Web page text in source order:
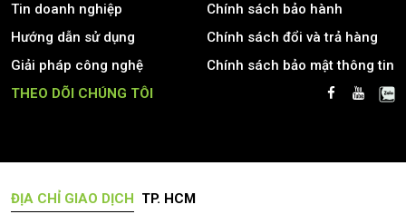
Tin doanh nghiệp
Hướng dẫn sử dụng
Giải pháp công nghệ
Chính sách bảo hành
Chính sách đổi và trả hàng
Chính sách bảo mật thông tin
THEO DÕI CHÚNG TÔI
ĐỊA CHỈ GIAO DỊCH TP. HCM